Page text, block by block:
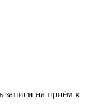
записи на приём к